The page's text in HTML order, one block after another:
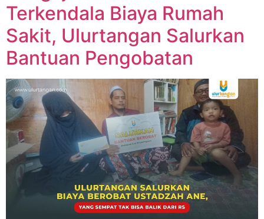
Terkendala Biaya Rumah
Sakit, Ulurtangan Salurkan
Bantuan Pengobatan